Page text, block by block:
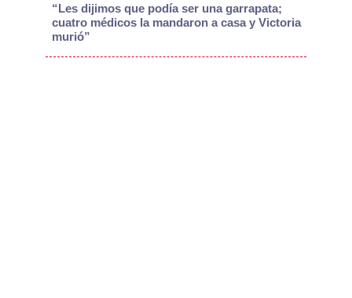
“Les dijimos que podía ser una garrapata;
cuatro médicos la mandaron a casa y Victoria
murió”